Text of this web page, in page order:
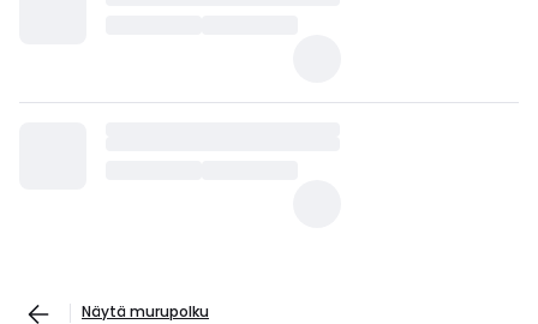
Näytä murupolku